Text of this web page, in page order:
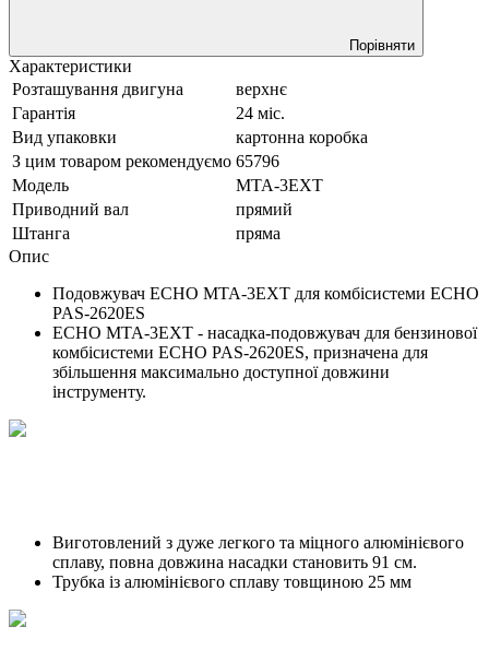
Порівняти
Характеристики
Розташування двигуна
верхнє
Гарантія
24 міс.
Вид упаковки
картонна коробка
З цим товаром рекомендуємо 65796
Модель
MTA-3EXT
Приводний вал
прямий
Штанга
пряма
Опис
Подовжувач ECHO MTA-3EXT для комбісистеми ECHO
PAS-2620ES
ECHO MTA-3EXT - насадка-подовжувач для бензинової
комбісистеми ECHO PAS-2620ES, призначена для
збільшення максимально доступної довжини
інструменту.
Виготовлений з дуже легкого та міцного алюмінієвого
сплаву, повна довжина насадки становить 91 см.
Трубка із алюмінієвого сплаву товщиною 25 мм